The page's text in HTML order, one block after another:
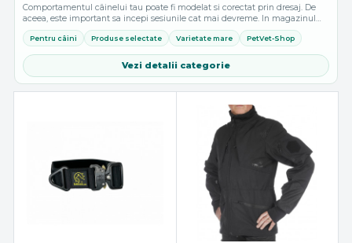
Comportamentul câinelui tau poate fi modelat si corectat prin dresaj. De
aceea, este important sa incepi sesiunile cat mai devreme. In magazinul
nostru online se pot gasi cele mai bune accesorii si produse pentru...
Pentru câini Produse selectate Varietate mare PetVet-Shop
Vezi detalii categorie